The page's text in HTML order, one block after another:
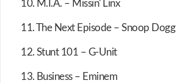
10. M.I.A. – Missin' Linx
11. The Next Episode – Snoop Dogg
12. Stunt 101 – G-Unit
13. Business – Eminem